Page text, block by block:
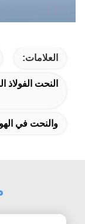
العلامات:
النحت الفولاذ
والنحت في